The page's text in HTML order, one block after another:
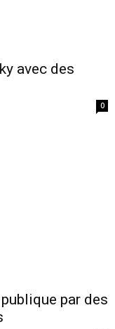
avec des
0
par des